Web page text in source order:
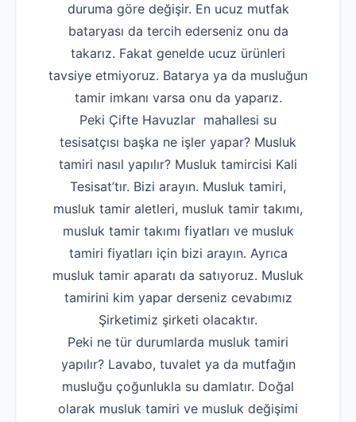
Robotla
Su Kaçağı
Profesyonel Petek
Uzmana Sor
Hakkımızda
İletişim
duruma göre değişir. En ucuz mutfak
bataryası da tercih ederseniz onu da
takarız. Fakat genelde ucuz ürünleri
tavsiye etmiyoruz. Batarya ya da musluğun
tamir imkanı varsa onu da yaparız.
Peki Çifte Havuzlar mahallesi su
tesisatçısı başka ne işler yapar? Musluk
tamiri nasıl yapılır? Musluk tamircisi Kali
Tesisat’tır. Bizi arayın. Musluk tamiri,
musluk tamir aletleri, musluk tamir takımı,
musluk tamir takımı fiyatları ve musluk
tamiri fiyatları için bizi arayın. Ayrıca
musluk tamir aparatı da satıyoruz. Musluk
tamirini kim yapar derseniz cevabımız
Şirketimiz şirketi olacaktır.
Peki ne tür durumlarda musluk tamiri
yapılır? Lavabo, tuvalet ya da mutfağın
musluğu çoğunlukla su damlatır. Doğal
olarak musluk tamiri ve musluk değişimi